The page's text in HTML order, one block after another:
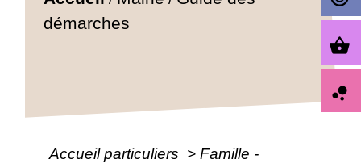
démarches
Accueil particuliers > Famille -
shopping_basket
bubble_chart